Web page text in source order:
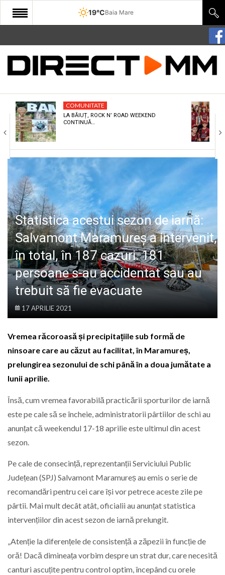
19°CBaia Mare
START
COMUNITATE
CULTURA
ECONOMIE
SANATATE
SPORT
SPECIAL
POLITIC
LIFE
COMUNITATE
LA BĂIUȚ, ROCK N’ ROAD WEEKEND
CONTINUĂ…
Statistica acestui sezon de iarnă:
Salvamont Maramureș a intervenit,
în total, în 187 cazuri. 181
persoane s-au accidentat sau au
trebuit să fie evacuate
17 APRILIE 2021
Vremea răcoroasă și precipitațiile sub formă de
ninsoare care au căzut au facilitat, în Maramureș,
prelungirea sezonului de schi până în a doua jumătate a
lunii aprilie.
Însă, cum vremea favorabilă practicării sporturilor de iarnă
este pe cale să se încheie, administratorii pârtiilor de schi au
anunțat că weekendul 17-18 aprilie este ultimul din acest
sezon.
Pe cale de consecință, reprezentanții Serviciului Public
Județean (SPJ) Salvamont Maramureș au emis o serie de
recomandări pentru cei care își vor petrece aceste zile pe
pârtii. Mai mult decât atât, oficialii au anunțat statistica
intervențiilor din acest sezon de iarnă prelungit.
„Atenție la diferențele de consistență a zăpezii în funcție de
oră! Dacă dimineața vorbim despre un strat dur, care necesită
canturi ascuțite pentru control optim, începând cu orele